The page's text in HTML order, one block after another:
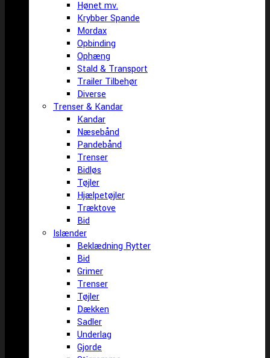
Hønet mv.
Krybber Spande
Mordax
Opbinding
Ophæng
Stald & Transport
Trailer Tilbehør
Diverse
Trenser & Kandar
Kandar
Næsebånd
Pandebånd
Trenser
Bidløs
Tøjler
Hjælpetøjler
Træktove
Bid
Islænder
Beklædning Rytter
Bid
Grimer
Trenser
Tøjler
Dækken
Sadler
Underlag
Gjorde